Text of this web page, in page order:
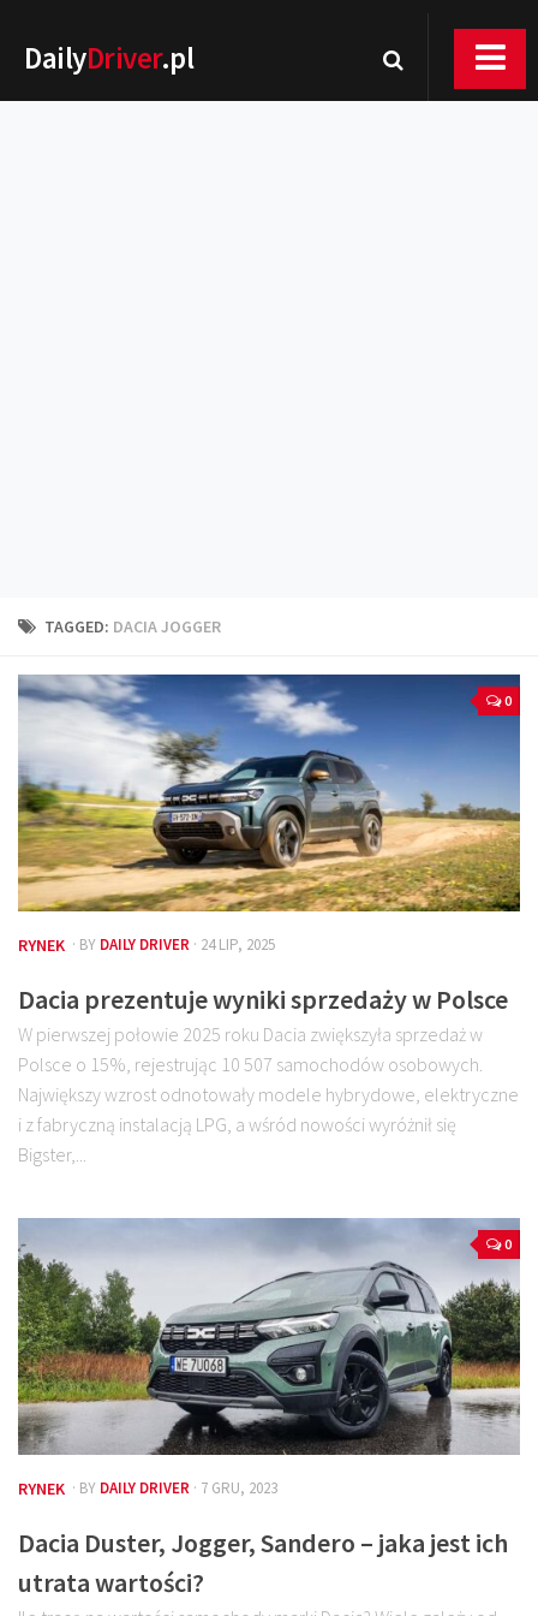
DailyDriver.pl
Technika jazdy
Kalkulatory
Przelicznik mocy
Auto z niemiec
Galerie
TAGGED: DACIA JOGGER
0
RYNEK · BY DAILY DRIVER · 24 LIP, 2025
Dacia prezentuje wyniki sprzedaży w Polsce
W pierwszej połowie 2025 roku Dacia zwiększyła sprzedaż w
Polsce o 15%, rejestrując 10 507 samochodów osobowych.
Największy wzrost odnotowały modele hybrydowe, elektryczne
i z fabryczną instalacją LPG, a wśród nowości wyróżnił się
Bigster,...
0
RYNEK · BY DAILY DRIVER · 7 GRU, 2023
Dacia Duster, Jogger, Sandero – jaka jest ich
utrata wartości?